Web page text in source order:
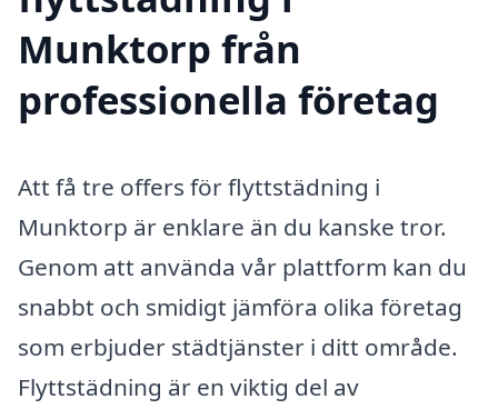
Munktorp från
professionella företag
Att få tre offers för flyttstädning i
Munktorp är enklare än du kanske tror.
Genom att använda vår plattform kan du
snabbt och smidigt jämföra olika företag
som erbjuder städtjänster i ditt område.
Flyttstädning är en viktig del av